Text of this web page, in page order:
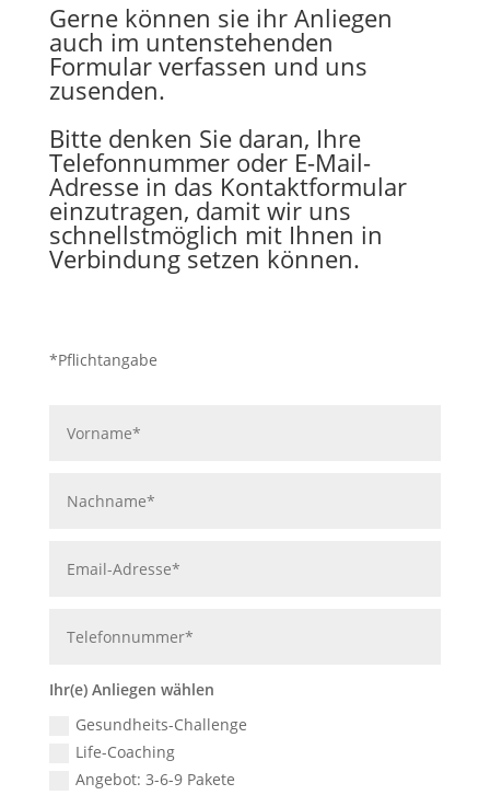
Gerne können sie ihr Anliegen
auch im untenstehenden
Formular verfassen und uns
zusenden.
Bitte denken Sie daran, Ihre
Telefonnummer oder E-Mail-
Adresse in das Kontaktformular
einzutragen, damit wir uns
schnellstmöglich mit Ihnen in
Verbindung setzen können.
*Pflichtangabe
Ihr(e) Anliegen wählen
Gesundheits-Challenge
Life-Coaching
Angebot: 3-6-9 Pakete